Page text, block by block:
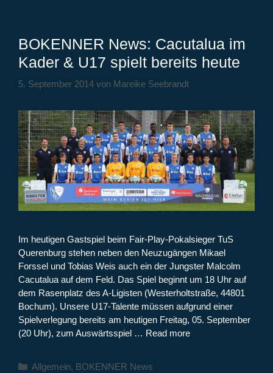
BOKENNER News: Cacutalua im
Kader & U17 spielt bereits heute
5. September 2014 von Mareike Seebrandt
Im heutigen Gastspiel beim Fair-Play-Pokalsieger TuS
Querenburg stehen neben den Neuzugängen Mikael
Forssel und Tobias Weis auch ein der Jungster Malcolm
Cacutalua auf dem Feld. Das Spiel beginnt um 18 Uhr auf
dem Rasenplatz des A-Ligisten (Westerholtstraße, 44801
Bochum). Unsere U17-Talente müssen aufgrund einer
Spielverlegung bereits am heutigen Freitag, 05. September
(20 Uhr), zum Auswärtsspiel … Read more
Kategorien
Allgemein, BOKENNER News